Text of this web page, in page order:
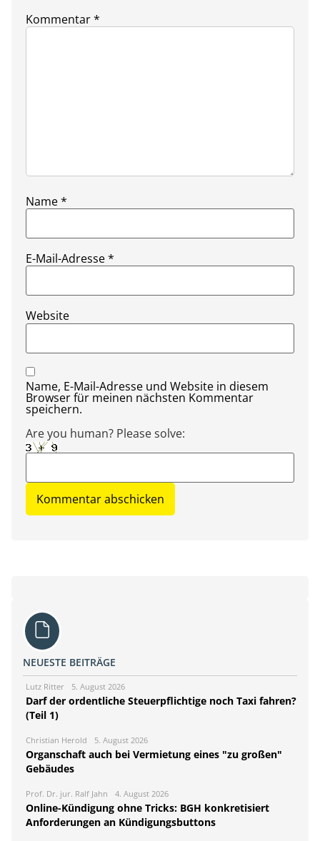
Kommentar*
Name*
E-Mail-Adresse*
Website
Name, E-Mail-Adresse und Website in diesem
Browser für meinen nächsten Kommentar
speichern.
Are you human? Please solve:
NEUESTE BEITRÄGE
Lutz Ritter 5. August 2026
Darf der ordentliche Steuerpflichtige noch Taxi fahren?
(Teil 1)
Christian Herold 5. August 2026
Organschaft auch bei Vermietung eines "zu großen"
Gebäudes
Prof. Dr. jur. Ralf Jahn 4. August 2026
Online-Kündigung ohne Tricks: BGH konkretisiert
Anforderungen an Kündigungsbuttons